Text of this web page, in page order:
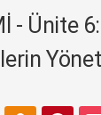
- Ünite